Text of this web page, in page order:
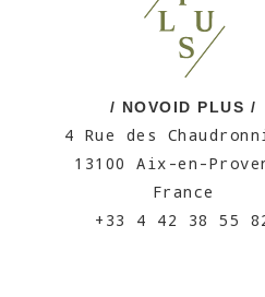
/ NOVOID PLUS /
4 Rue des
13100 Aix-en-
France
+33 4 42 38 55